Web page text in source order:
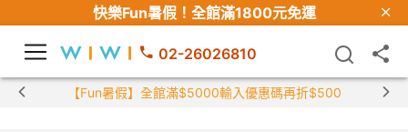
快樂Fun暑假！ 全館滿1800元免運
02-26026810
【Fun暑假】全館滿$5000輸入優惠碼再折$500